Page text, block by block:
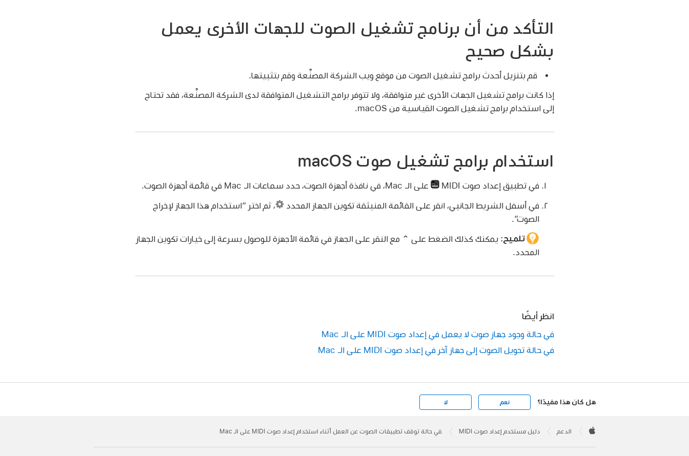
التأكد من أن برنامج تشغيل الصوت للجهات الأخرى يعمل
بشكل صحيح
قم بتنزيل أحدث برامج تشغيل الصوت من موقع ويب الشركة المصنِّعة وقم بتثبيتها.
إذا كانت برامج تشغيل الجهات الأخرى غير متوافقة، ولا تتوفر برامج التشغيل المتوافقة لدى الشركة المصنِّعة، فقد تحتاج
إلى استخدام برامج تشغيل الصوت القياسية من macOS.
استخدام برامج تشغيل صوت macOS
في تطبيق إعداد صوت MIDI على الـ Mac، في نافذة أجهزة الصوت، حدد سماعات الـ Mac في قائمة أجهزة الصوت.
في أسفل الشريط الجانبي، انقر على القائمة المنبثقة تكوين الجهاز المحدد ،ثم اختر “استخدام هذا الجهاز لإخراج
الصوت”.
تلميح:يمكنك كذلك الضغط على ⌃ مع النقر على الجهاز في قائمة الأجهزة للوصول بسرعة إلى خيارات تكوين الجهاز
المحدد.
انظر أيضًا
في حالة وجود جهاز صوت لا يعمل في إعداد صوت MIDI على الـ Mac
في حالة تحويل الصوت إلى جهاز آخر في إعداد صوت MIDI على الـ Mac
هل كان هذا مفيدًا؟ نعم لا
Footer

الدعم دليل مستخدم إعداد صوت MIDI في حالة توقف تطبيقات الصوت عن العمل أثناء استخدام إعداد صوت MIDI على الـ Mac